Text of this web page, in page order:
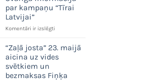
aktīvi
vāc
un
“Tīrai
Latvijai”
aicina
šķirot
baterijas
un
elektroniku
par kampaņu “Tīrai
Latvijai”
Komentāri ir izslēgtiSvarīga
par
kampaņu
“Tīrai
“Zaļā josta” 23. maijā
aicina uz vides
svētkiem un
bezmaksas Fiņķa